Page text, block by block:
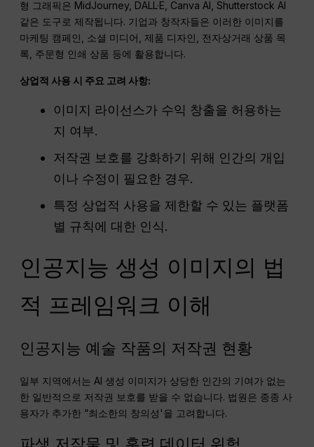
형 그래픽은 MidJourney, DALL·E, Canva AI, Shutterstock AI
같은 도구로 제작됩니다. 기업과 창작자들은 이러한 이미지를
마케팅 캠페인, 소셜 미디어, 제품 디자인, 전자상거래 상품 목
록, 주문형 인쇄 상품 등에 활용합니다.
상업적 사용 시 주요 고려 사항:
이미지 라이선스가 수익 창출을 허용하는
지 여부.
저작권 보호를 강화하기 위해 인간의 개입
이나 수정이 필요한 경우.
특정 상업적 사용을 제한할 수 있는 플랫폼
별 규칙에 대한 인식.
인공지능 생성 이미지의 법
적 프레임워크 이해
인공지능 예술 작품의 저작권 현황
일부 지역에서는 AI 생성 이미지가 상당한 인간의 기여가 없는
한 일반적으로 저작권 보호를 받을 수 없습니다. 법원은 종종 사
용자가 추가한 “최소한의 창의성'을 고려합니다.